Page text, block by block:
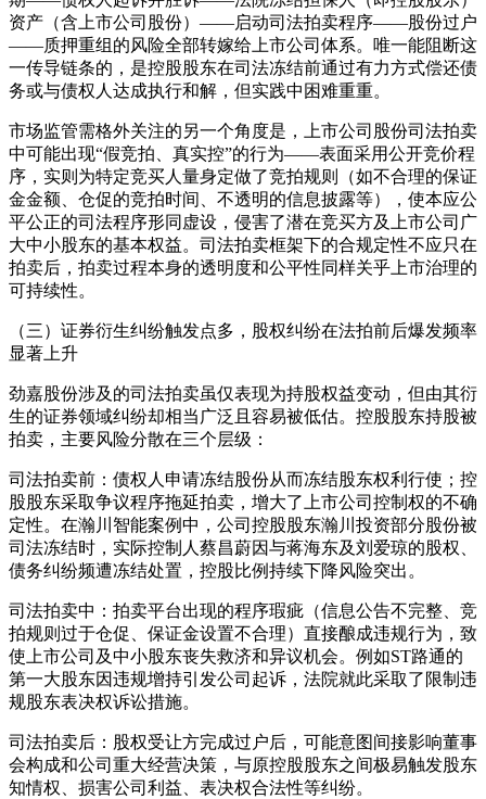
资产（含上市公司股份）——启动司法拍卖程序——股份过户
——质押重组的风险全部转嫁给上市公司体系。唯一能阻断这
一传导链条的，是控股股东在司法冻结前通过有力方式偿还债
务或与债权人达成执行和解，但实践中困难重重。
市场监管需格外关注的另一个角度是，上市公司股份司法拍卖
中可能出现“假竞拍、真实控”的行为——表面采用公开竞价程
序，实则为特定竞买人量身定做了竞拍规则（如不合理的保证
金金额、仓促的竞拍时间、不透明的信息披露等），使本应公
平公正的司法程序形同虚设，侵害了潜在竞买方及上市公司广
大中小股东的基本权益。司法拍卖框架下的合规定性不应只在
拍卖后，拍卖过程本身的透明度和公平性同样关乎上市治理的
可持续性。
（三）证券衍生纠纷触发点多，股权纠纷在法拍前后爆发频率
显著上升
劲嘉股份涉及的司法拍卖虽仅表现为持股权益变动，但由其衍
生的证券领域纠纷却相当广泛且容易被低估。控股股东持股被
拍卖，主要风险分散在三个层级：
司法拍卖前：债权人申请冻结股份从而冻结股东权利行使；控
股股东采取争议程序拖延拍卖，增大了上市公司控制权的不确
定性。在瀚川智能案例中，公司控股股东瀚川投资部分股份被
司法冻结时，实际控制人蔡昌蔚因与蒋海东及刘爱琼的股权、
债务纠纷频遭冻结处置，控股比例持续下降风险突出。
司法拍卖中：拍卖平台出现的程序瑕疵（信息公告不完整、竞
拍规则过于仓促、保证金设置不合理）直接酿成违规行为，致
使上市公司及中小股东丧失救济和异议机会。例如ST路通的
第一大股东因违规增持引发公司起诉，法院就此采取了限制违
规股东表决权诉讼措施。
司法拍卖后：股权受让方完成过户后，可能意图间接影响董事
会构成和公司重大经营决策，与原控股股东之间极易触发股东
知情权、损害公司利益、表决权合法性等纠纷。